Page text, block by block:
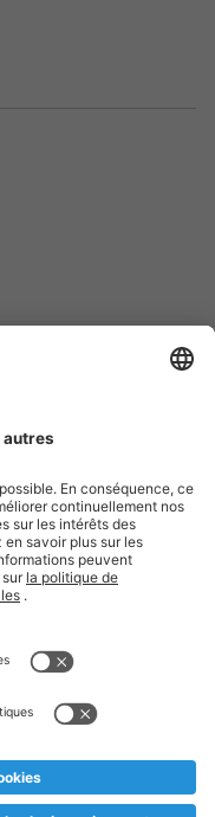
légales
et jusqu'à
nous serions
Recupel et TVA incl.
a été adoptée